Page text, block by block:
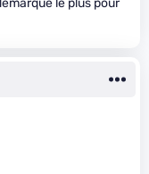
le plus pour